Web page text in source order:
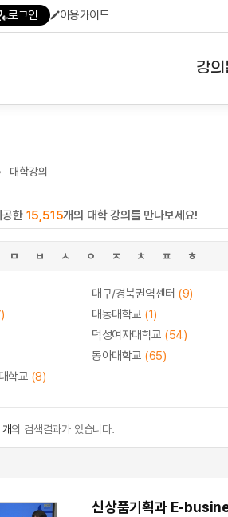
로그인 이용가이드
강
대학강의
공한 15,515개의 대학 강의를 만나보세요!
ㅁ ㅂ ㅅ ㅇ ㅈ ㅊ ㅍ ㅎ
대구/경북권역센터 (9)
대동대학교 (1)
덕성여자대학교 (54)
동아대학교 (65)
학교 (8)
개의 검색결과가 있습니다.
신상품기획과 E-